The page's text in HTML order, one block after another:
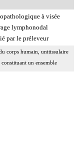
à visée
lymphonodal
par le préleveur
corps humain, unitissulaire
un ensemble
fonction. Il peut s'agir par